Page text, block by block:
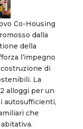
Co-Housing
dalla
della
l’impegno
di
La
alloggi per un
autosufficienti,
che